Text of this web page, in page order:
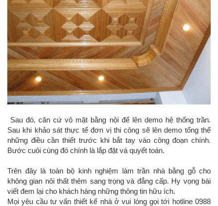
Sau đó, căn cứ vô mặt bằng nội để lên demo hệ thống trần.
Sau khi khảo sát thực tế đơn vị thi công sẽ lên demo tổng thể
những điều cần thiết trước khi bắt tay vào công đoạn chính.
Bước cuôi cùng đó chính là lắp đặt và quyết toán.
Trên đây là toàn bộ kinh nghiệm làm trần nhà bằng gỗ cho
không gian nôi thất thêm sang trọng và đẳng cấp. Hy vọng bài
viết đem lại cho khách hàng những thông tin hữu ích.
Mọi yêu cầu tư vấn thiết kế nhà ở vui lòng gọi tới hotline 0988